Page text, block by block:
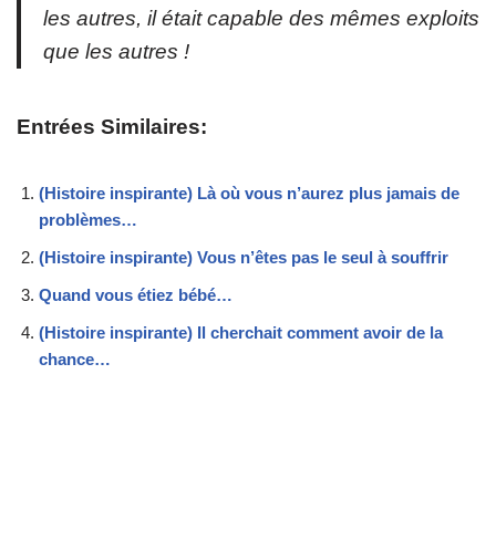
les autres, il était capable des mêmes exploits
que les autres !
Entrées Similaires:
(Histoire inspirante) Là où vous n’aurez plus jamais de
problèmes…
(Histoire inspirante) Vous n’êtes pas le seul à souffrir
Quand vous étiez bébé…
(Histoire inspirante) Il cherchait comment avoir de la
chance…